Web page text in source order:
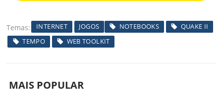
Temas INTERNET JOGOS NOTEBOOKS
QUAKE II
TEMPO
WEB TOOLKIT
MAIS POPULAR